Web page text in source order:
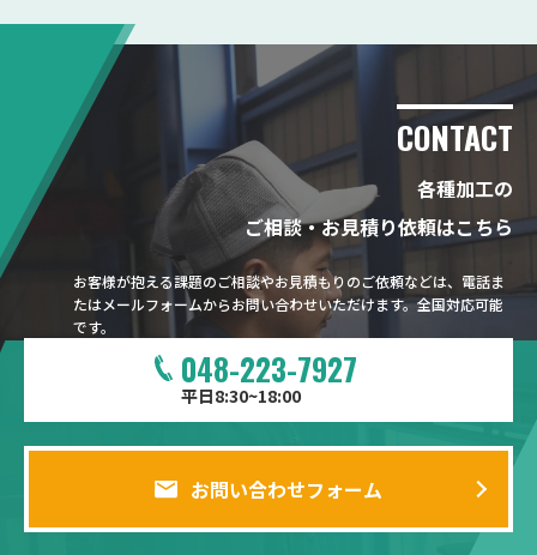
CONTACT
各種加工の
ご相談・お見積り依頼はこちら
お客様が抱える課題のご相談やお見積もりのご依頼などは、電話ま
たはメールフォームからお問い合わせいただけます。全国対応可能
です。
048-223-7927
平日8:30~18:00
お問い合わせフォーム